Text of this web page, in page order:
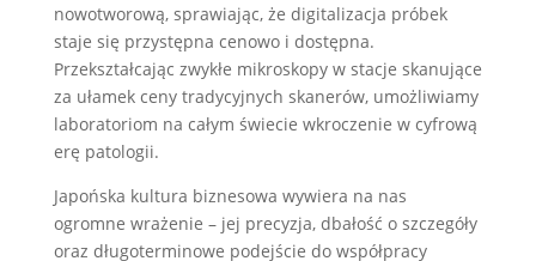
nowotworową, sprawiając, że digitalizacja próbek
staje się przystępna cenowo i dostępna.
Przekształcając zwykłe mikroskopy w stacje skanujące
za ułamek ceny tradycyjnych skanerów, umożliwiamy
laboratoriom na całym świecie wkroczenie w cyfrową
erę patologii.
Japońska kultura biznesowa wywiera na nas
ogromne wrażenie – jej precyzja, dbałość o szczegóły
oraz długoterminowe podejście do współpracy